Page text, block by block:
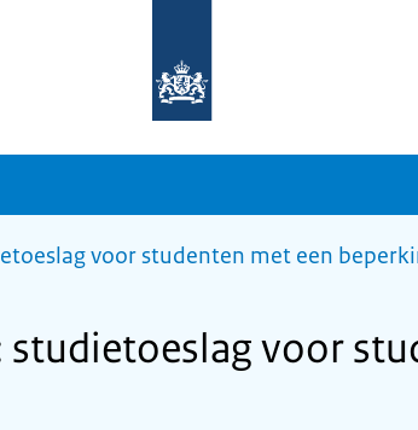
homepage
sdg.rijksoverheid.nl
voor studenten met een
voor